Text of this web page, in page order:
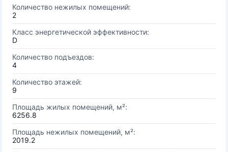
Количество нежилых помещений:
2
Класс энергетической эффективности:
D
Количество подъездов:
4
Количество этажей:
9
Площадь жилых помещений, м²:
6256.8
Площадь нежилых помещений, м²:
2019.2